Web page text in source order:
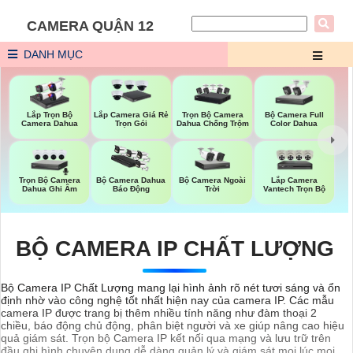
CAMERA QUẬN 12
DANH MỤC
Lắp Trọn Bộ
Camera Dahua
Lắp Camera Giá Rẻ
Trọn Gói
Trọn Bộ Camera
Dahua Chống Trộm
Bộ Camera Full
Color Dahua
Trọn Bộ Camera
Dahua Ghi Âm
Bộ Camera Dahua
Báo Động
Bộ Camera Ngoài
Trời
Lắp Camera
Vantech Trọn Bộ
BỘ CAMERA IP CHẤT LƯỢNG
Bộ Camera IP Chất Lượng mang lại hình ảnh rõ nét tươi sáng và ổn
định nhờ vào công nghệ tốt nhất hiện nay của camera IP. Các mẫu
camera IP được trang bị thêm nhiều tính năng như đàm thoại 2
chiều, báo động chủ động, phân biệt người và xe giúp nâng cao hiệu
quả giám sát. Trọn bộ Camera IP kết nối qua mạng và lưu trữ trên